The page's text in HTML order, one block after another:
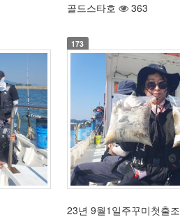
골드스타호
363
173
23년 9월1일주꾸미첫출조